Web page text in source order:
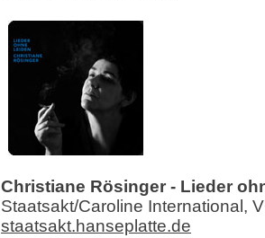
Christiane Rösinger - Lieder
Staatsakt/Caroline International,
staatsakt.hanseplatte.de